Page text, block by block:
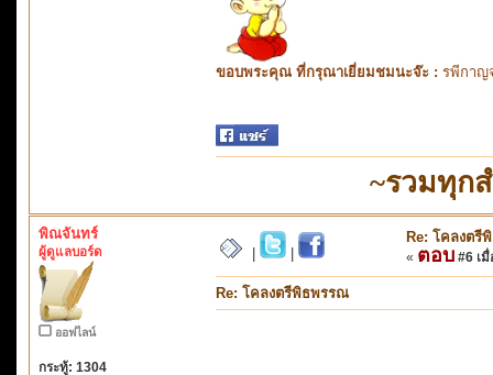
ขอบพระคุณ ที่กรุณาเยี่ยมชมนะจ๊ะ : รพีกาญ
~รวมทุก
พิณจันทร์
ผู้ดูแลบอร์ด
ออฟไลน์
กระทู้: 1304
Re: โคลงตรี
« ตอบ #6 เมื่
Re: โคลงตรีพิธพรรณ